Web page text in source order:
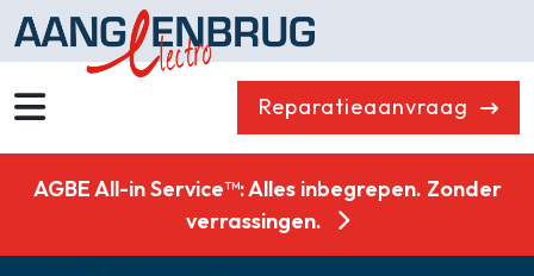
Reparatieaanvraag
Koelen & Vriezen
Koken
Koffiemachines
AGBE All-in Service™: Alles inbegrepen. Zonder
verrassingen.